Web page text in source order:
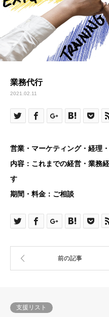
業務代行
2021.02.11
営業・マーケティング・経理
内容：これまでの経営・業務
す
期間・料金：ご相談
支援リスト